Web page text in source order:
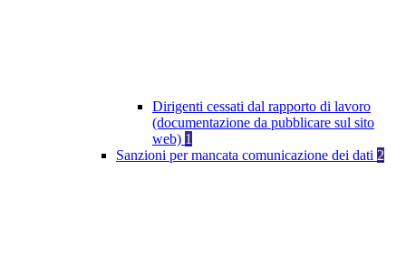
Dirigenti cessati dal rapporto di lavoro
(documentazione da pubblicare sul sito
web) 1
Sanzioni per mancata comunicazione dei dati 2